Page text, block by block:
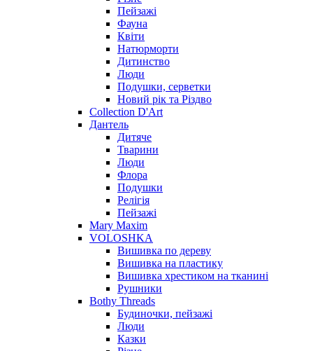
Пейзажі
Фауна
Квіти
Натюрморти
Дитинство
Люди
Подушки, серветки
Новий рік та Різдво
Collection D'Art
Дантель
Дитяче
Тварини
Люди
Флора
Подушки
Релігія
Пейзажі
Mary Maxim
VOLOSHKA
Вишивка по дереву
Вишивка на пластику
Вишивка хрестиком на тканині
Рушники
Bothy Threads
Будиночки, пейзажі
Люди
Казки